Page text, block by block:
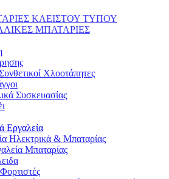
ΚΛΕΙΣΤΟΥ ΤΥΠΟΥ
ΜΠΑΤΑΡΙΕΣ
Χλοοτάπητες
Συσκευασίας
Εργαλεία
Ηλεκτρικά & Μπαταρίας
Μπαταρίας